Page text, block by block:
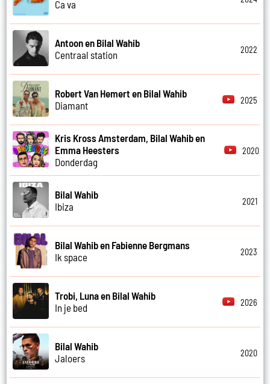
Ca va
Antoon en Bilal Wahib
Centraal station
2022
Robert Van Hemert en Bilal Wahib
Diamant
2025
Kris Kross Amsterdam, Bilal Wahib en
Emma Heesters
Donderdag
2020
Bilal Wahib
Ibiza
2021
Bilal Wahib en Fabienne Bergmans
Ik space
2023
Trobi, Luna en Bilal Wahib
In je bed
2026
Bilal Wahib
Jaloers
2020